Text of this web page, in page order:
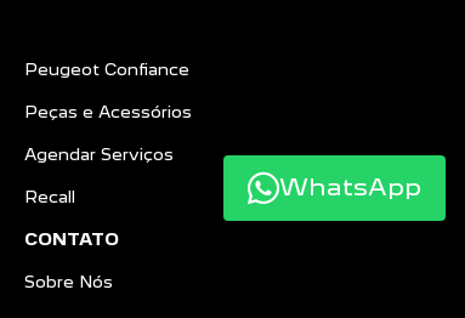
Peugeot Confiance
Peças e Acessórios
Agendar Serviços
Recall
CONTATO
Sobre Nós
WhatsApp